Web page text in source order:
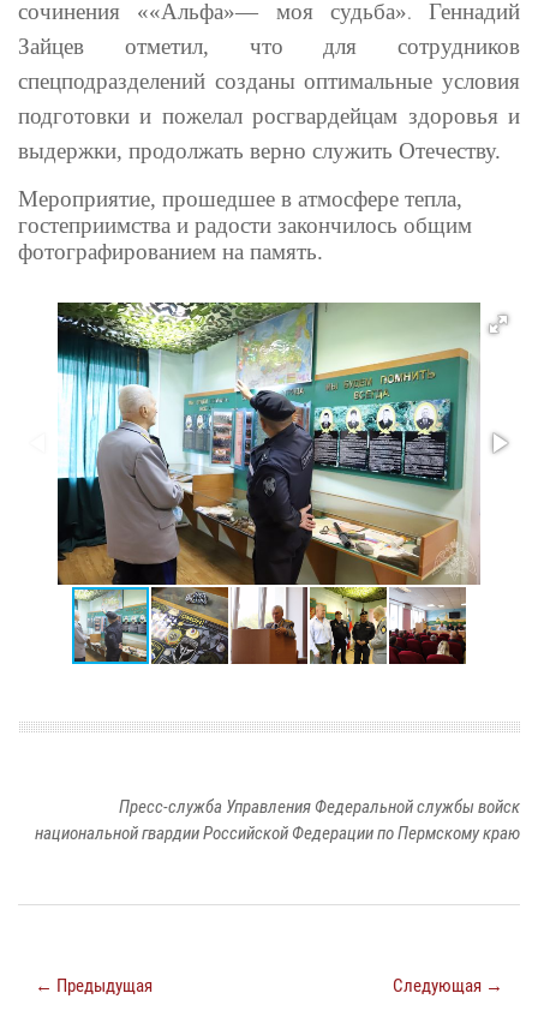
сочинения ««Альфа»— моя судьба».
Геннадий
Зайцев отметил, что для сотрудников
спецподразделений созданы оптимальные условия
подготовки и пожелал росгвардейцам здоровья и
выдержки, продолжать верно служить Отечеству.
Мероприятие, прошедшее в атмосфере тепла,
гостеприимства и радости закончилось общим
фотографированием на память.
Пресс-служба Управления Федеральной службы войск
национальной гвардии Российской Федерации по Пермскому краю
← Предыдущая Следующая →